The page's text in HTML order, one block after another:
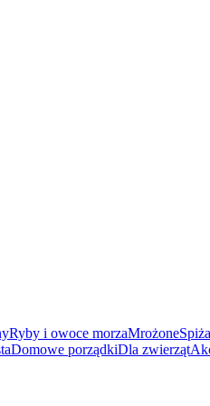
Ryby i owoce morzaMrożone
Domowe porządkiDla zwierząt